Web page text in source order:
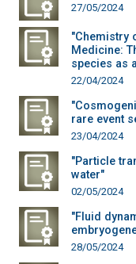
27/05/2024
"Chemistry
Medicine:
species as
22/04/2024
rare event
23/04/2024
"Particle
water"
02/05/2024
"Fluid
28/05/2024